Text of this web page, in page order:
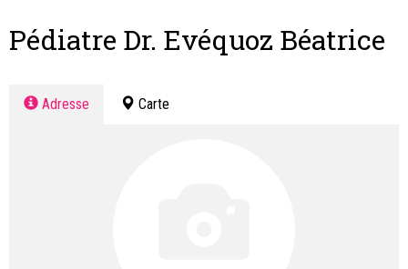
Pédiatre Dr. Evéquoz Béatrice
Adresse Carte